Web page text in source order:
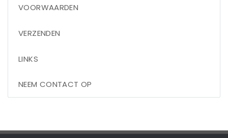
VOORWAARDEN
VERZENDEN
LINKS
NEEM CONTACT OP